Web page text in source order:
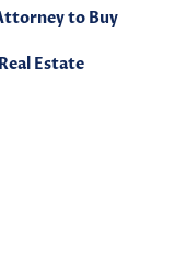
to Buy
Estate